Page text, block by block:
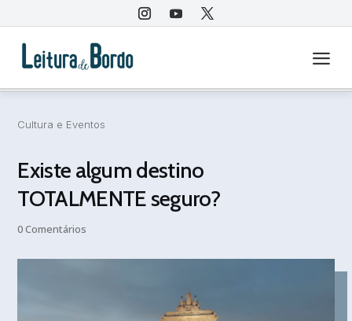
a
Cultura e Eventos
Existe algum destino
TOTALMENTE seguro?
0 Comentários